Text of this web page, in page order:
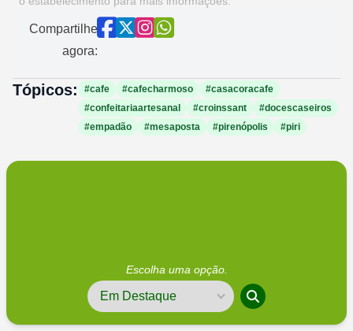
Compartilhe
agora:
Tópicos: #cafe #cafecharmoso
#casacoracafe
#confeitariaartesanal
#croinssant
#docescaseiros
#empadão
#mesaposta #pirenópolis #piri
Escolha uma opção.